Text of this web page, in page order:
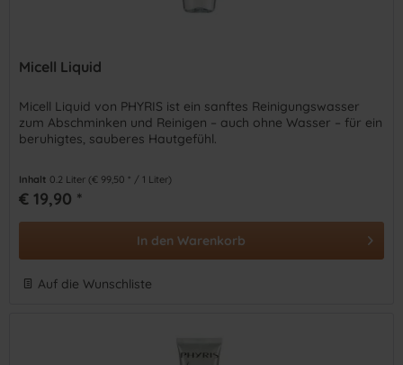
Micell Liquid
Micell Liquid von PHYRIS ist ein sanftes Reinigungswasser
zum Abschminken und Reinigen – auch ohne Wasser – für ein
beruhigtes, sauberes Hautgefühl.
Inhalt 0.2 Liter (€ 99,50 * / 1 Liter)
€ 19,90 *
In den Warenkorb
Auf die Wunschliste